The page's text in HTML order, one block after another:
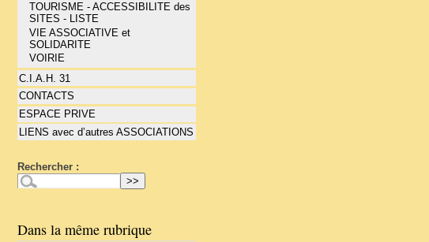
TOURISME - ACCESSIBILITE des
SITES - LISTE
VIE ASSOCIATIVE et
SOLIDARITE
VOIRIE
C.I.A.H. 31
CONTACTS
ESPACE PRIVE
LIENS avec d’autres ASSOCIATIONS
Rechercher :
Dans la même rubrique